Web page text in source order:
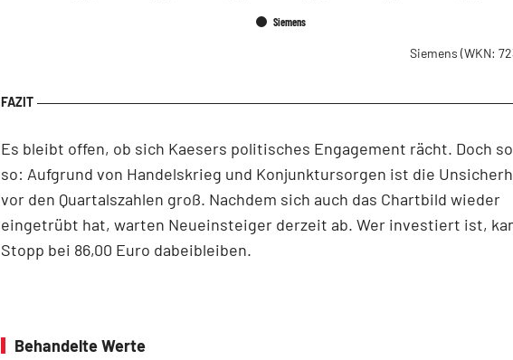
Siemens
Siemens (WKN:
Es bleibt offen, ob sich Kaesers politisches Engagement rächt. Doch
so: Aufgrund von Handelskrieg und Konjunktursorgen ist die
vor den Quartalszahlen groß. Nachdem sich auch das Chartbild wieder
eingetrübt hat, warten Neueinsteiger derzeit ab. Wer investiert ist,
Stopp bei 86,00 Euro dabeibleiben.
Behandelte Werte